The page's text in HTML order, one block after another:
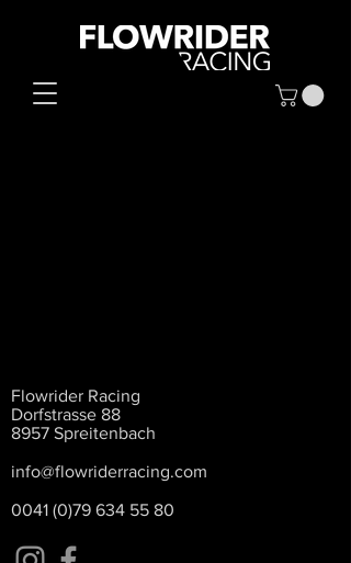
Flowrider Racing
Dorfstrasse 88
8957 Spreitenbach
info@flowriderracing.com
0041 (0)79 634 55 80